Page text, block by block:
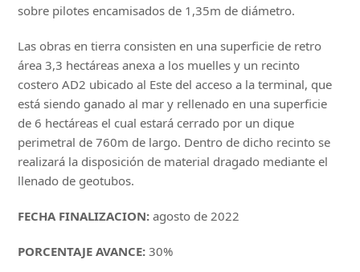
sobre pilotes encamisados de 1,35m de diámetro.
Las obras en tierra consisten en una superficie de retro
área 3,3 hectáreas anexa a los muelles y un recinto
costero AD2 ubicado al Este del acceso a la terminal, que
está siendo ganado al mar y rellenado en una superficie
de 6 hectáreas el cual estará cerrado por un dique
perimetral de 760m de largo. Dentro de dicho recinto se
realizará la disposición de material dragado mediante el
llenado de geotubos.
FECHA FINALIZACION: agosto de 2022
PORCENTAJE AVANCE: 30%